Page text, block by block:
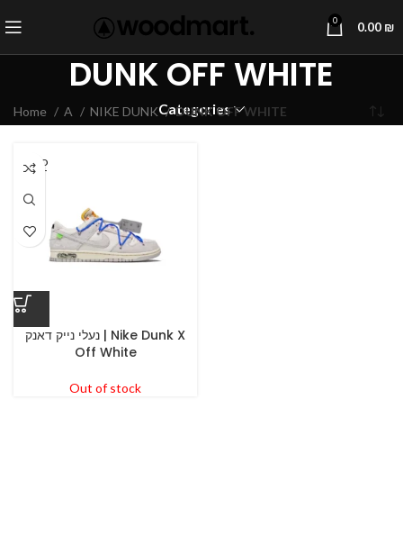
0 0.00 ₪
DUNK OFF WHITE
Categories
Home A NIKE DUNK DUNK OFF WHITE
SOLD
OUT
נעלי נייק דאנק | Nike Dunk X
Off White
Out of stock